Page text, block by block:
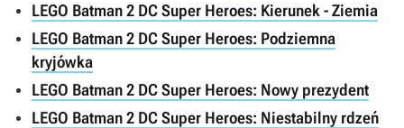
LEGO Batman 2 DC Super Heroes: Kierunek - Ziemia
LEGO Batman 2 DC Super Heroes: Podziemna
kryjówka
LEGO Batman 2 DC Super Heroes: Nowy prezydent
LEGO Batman 2 DC Super Heroes: Niestabilny rdzeń